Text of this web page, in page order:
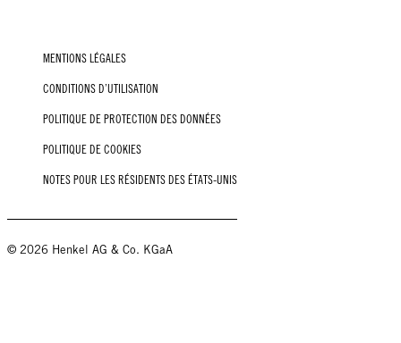
MENTIONS LÉGALES
CONDITIONS D’UTILISATION
POLITIQUE DE PROTECTION DES DONNÉES
POLITIQUE DE COOKIES
NOTES POUR LES RÉSIDENTS DES ÉTATS-UNIS
© 2026 Henkel AG & Co. KGaA